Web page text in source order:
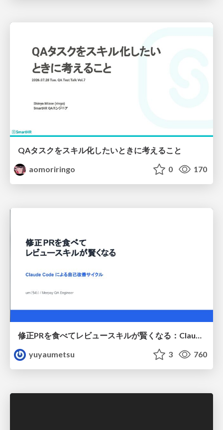
QAタスクをスキル化したいときに考えること
aomoriringo
0 170
修正PRを食べてレビュースキルが賢くなる：Claude Codeによる自己改善サイクル
yuyaumetsu
3 760